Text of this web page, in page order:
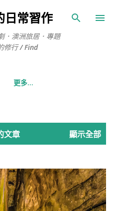
要內容
日常習作
．澳洲旅居．專題
修行 / Find
更多…
文章 顯示全部